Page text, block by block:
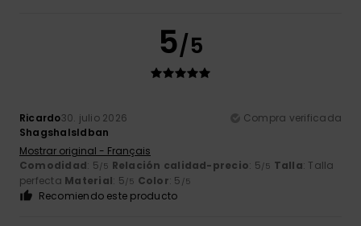
5/5
Ricardo30. julio 2026
Compra verificada
Shagshalsldban
Mostrar original - Français
Comodidad: 5/5 Relación calidad-precio: 5/5 Talla: Talla
perfecta Material: 5/5 Color: 5 /5
Recomiendo este producto